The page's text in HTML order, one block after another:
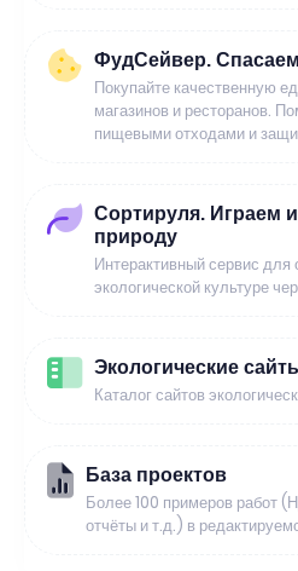
ФудСейвер.
Покупайте качественную
магазинов и ресторанов.
пищевыми отходами и
Сортируля. Играем
природу
Интерактивный сервис для
экологической культуре
Экологические
Каталог сайтов
База проектов
Более 100 примеров работ
отчёты и т.д.) в